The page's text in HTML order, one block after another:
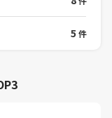
5 件